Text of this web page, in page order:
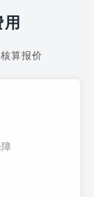
算报价